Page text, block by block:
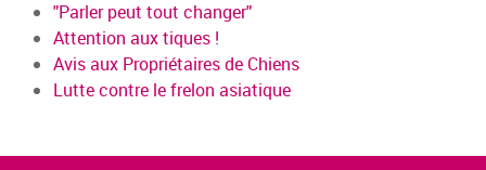
"Parler peut tout changer"
Attention aux tiques !
Avis aux Propriétaires de Chiens
Lutte contre le frelon asiatique